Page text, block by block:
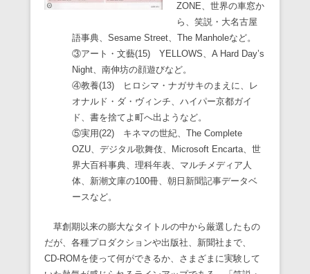
ZONE、世界の車窓か
ら、笑説・大名古屋
語事典、Sesame Street、The Manholeなど。
③アート・文藝(15) YELLOWS、A Hard Day’s
Night、南伸坊の顔遊びなど。
④教養(13) ヒロシマ・ナガサキのまえに、レ
オナルド・ダ・ヴィンチ、ハイパー京都ガイ
ド、書を捨てよ町へ出ようなど。
⑤実用(22) キネマの世紀、The Complete
OZU、デジタル歌舞伎、Microsoft Encarta、世
界大百科事典、理科年表、マルチメディア人
体、新潮文庫の100冊、朝日新聞記事データベ
ースなど。
草創期以来の膨大なタイトルの中から厳選したもの
だが、各種プロダクションや出版社、新聞社まで、
CD-ROMを使って何ができるか、さまざまに実験して